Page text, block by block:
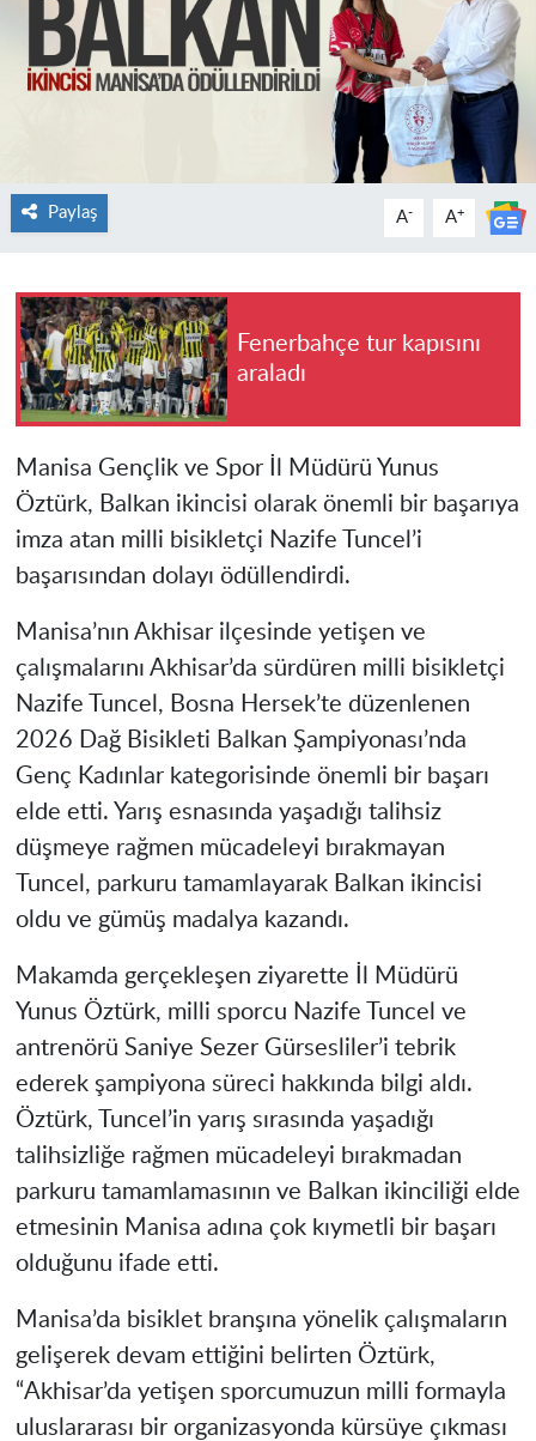
Paylaş A- A+
Fenerbahçe tur kapısını
araladı
Manisa Gençlik ve Spor İl Müdürü Yunus
Öztürk, Balkan ikincisi olarak önemli bir başarıya
imza atan milli bisikletçi Nazife Tuncel’i
başarısından dolayı ödüllendirdi.
Manisa’nın Akhisar ilçesinde yetişen ve
çalışmalarını Akhisar’da sürdüren milli bisikletçi
Nazife Tuncel, Bosna Hersek’te düzenlenen
2026 Dağ Bisikleti Balkan Şampiyonası’nda
Genç Kadınlar kategorisinde önemli bir başarı
elde etti. Yarış esnasında yaşadığı talihsiz
düşmeye rağmen mücadeleyi bırakmayan
Tuncel, parkuru tamamlayarak Balkan ikincisi
oldu ve gümüş madalya kazandı.
Makamda gerçekleşen ziyarette İl Müdürü
Yunus Öztürk, milli sporcu Nazife Tuncel ve
antrenörü Saniye Sezer Gürsesliler’i tebrik
ederek şampiyona süreci hakkında bilgi aldı.
Öztürk, Tuncel’in yarış sırasında yaşadığı
talihsizliğe rağmen mücadeleyi bırakmadan
parkuru tamamlamasının ve Balkan ikinciliği elde
etmesinin Manisa adına çok kıymetli bir başarı
olduğunu ifade etti.
Manisa’da bisiklet branşına yönelik çalışmaların
gelişerek devam ettiğini belirten Öztürk,
“Akhisar’da yetişen sporcumuzun milli formayla
uluslararası bir organizasyonda kürsüye çıkması